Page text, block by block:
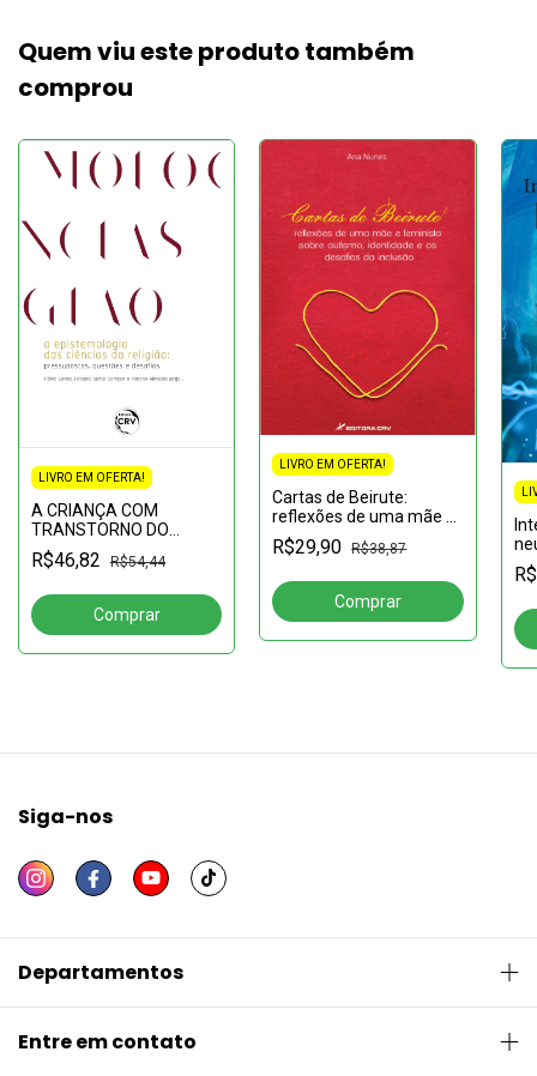
Quem viu este produto também
comprou
LIVRO EM OFERTA!
A CRIANÇA COM
TRANSTORNO DO
ESPECTRO AUTISTA NA
EDUCAÇÃO INFANTIL
R$46,82 R$54,44
LIVRO EM OFERTA!
Cartas de Beirute:
reflexões de uma mãe e
feminista sobre autismo,
identidade e os desafios
R$29,90 R$38,87
Siga-nos
Departamentos
Entre em contato